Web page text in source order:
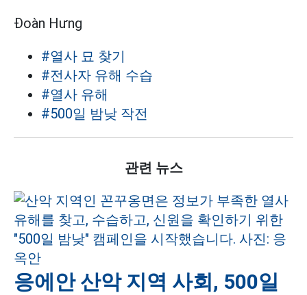
Đoàn Hưng
#열사 묘 찾기
#전사자 유해 수습
#열사 유해
#500일 밤낮 작전
관련 뉴스
응에안 산악 지역 사회, 500일